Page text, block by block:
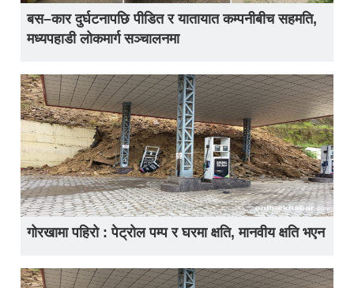
बस–कार दुर्घटनापछि पीडित र यातायात कम्पनीबीच सहमति,
मध्यपहाडी लोकमार्ग सञ्चालनमा
गोरखामा पहिरो : पेट्रोल पम्प र घरमा क्षति, मानवीय क्षति भएन